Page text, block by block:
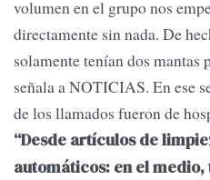
volumen en el grupo nos
directamente sin nada. De
solamente tenían dos mantas
señala a NOTICIAS. En ese
de los llamados fueron de
“Desde artículos de
automáticos: en el